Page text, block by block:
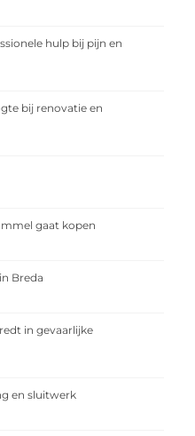
hulp bij pijn en
bij renovatie en
gaat kopen
Breda
in gevaarlijke
en sluitwerk